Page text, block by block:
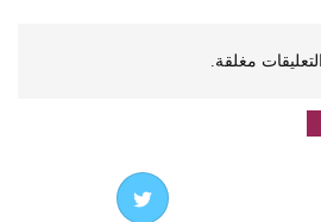
التعليقات مغلقة.